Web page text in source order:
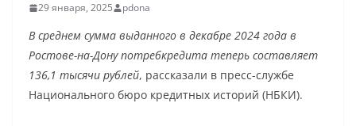
29 января, 2025 pdona
В среднем сумма выданного в декабре 2024 года в
Ростове-на-Дону потребкредита теперь составляет
136,1 тысячи рублей, рассказали в пресс-службе
Национального бюро кредитных историй (НБКИ).